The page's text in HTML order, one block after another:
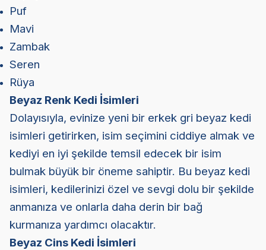
Puf
Mavi
Zambak
Seren
Rüya
Beyaz Renk Kedi İsimleri
Dolayısıyla, evinize yeni bir erkek gri beyaz kedi
isimleri getirirken, isim seçimini ciddiye almak ve
kediyi en iyi şekilde temsil edecek bir isim
bulmak büyük bir öneme sahiptir. Bu beyaz kedi
isimleri, kedilerinizi özel ve sevgi dolu bir şekilde
anmanıza ve onlarla daha derin bir bağ
kurmanıza yardımcı olacaktır.
Beyaz Cins Kedi İsimleri